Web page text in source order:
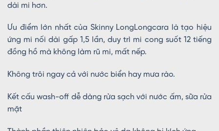
dài mi hơn.
Ưu điểm lớn nhất của Skinny LongLongcara là tạo hiệu
ứng mi nối dài gấp 1,5 lần, duy trì mi cong suốt 12 tiếng
đồng hồ mà không làm rũ mi, mất nếp.
Không trôi ngay cả với nước biển hay mưa rào.
Kết cấu wash-off dễ dàng rửa sạch với nước ấm, sữa rửa
mặt